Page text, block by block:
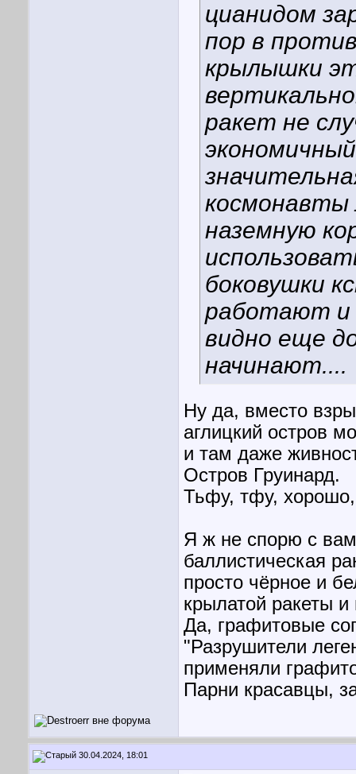
цианидом
пор в
крылышки
ракет не
космонавты
наземную
боковушки
работают и
видно еще
начинают....
Ну да, вместо
аглицкий остров
и там даже
Остров Груинард.
Тьфу, тфу, хорошо,
Я ж не спорю с
баллистическая
просто чёрное и
крылатой ракеты и
Да, графитовые
"Разрушители
применяли
Парни красавцы,
30.04.2024, 18:01